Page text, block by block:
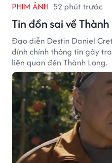
PHIM ẢNH 52 phút trước
Tin đồn sai về
Đạo diễn Destin Daniel
đính chính thông tin gây
liên quan đến Thành Long.